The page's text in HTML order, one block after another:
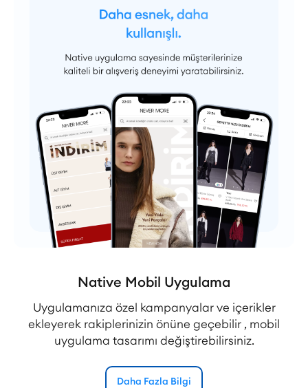
Native Mobil Uygulama
Uygulamanıza özel kampanyalar ve içerikler
ekleyerek rakiplerinizin önüne geçebilir , mobil
uygulama tasarımı değiştirebilirsiniz.
Daha Fazla Bilgi